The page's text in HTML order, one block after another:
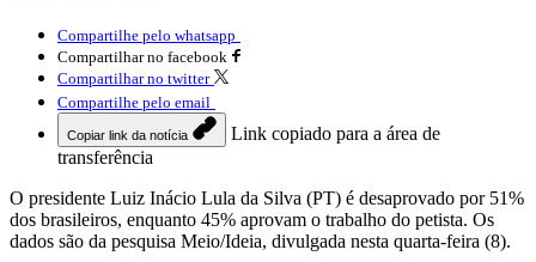
Compartilhe pelo whatsapp
Compartilhar no facebook
Compartilhar no twitter
Compartilhe pelo email
Copiar link da notícia
Link copiado para a área de
transferência
O presidente Luiz Inácio Lula da Silva (PT) é desaprovado por 51%
dos brasileiros, enquanto 45% aprovam o trabalho do petista. Os
dados são da pesquisa Meio/Ideia, divulgada nesta quarta-feira (8).